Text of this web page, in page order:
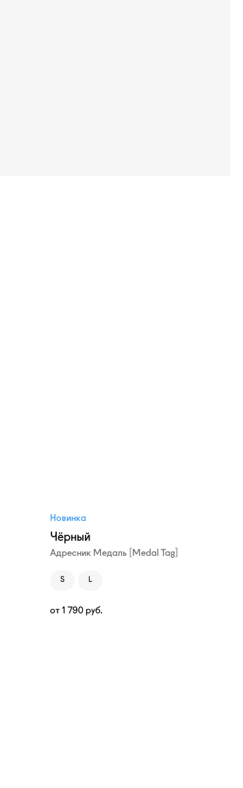
Новинка
Чёрный
Адресник Медаль [Medal Tag]
S L
от 1 790 руб.